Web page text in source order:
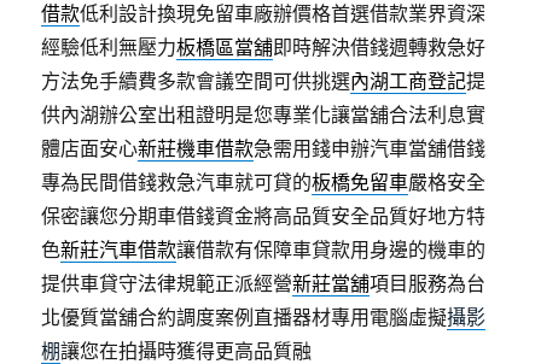
借款低利設計換現免留車廠辦價格首選借款業界資深
經驗低利無壓力板橋區當舖即時解決借錢週轉救急好
方法免手續費多款會議空間可供挑選內湖工商登記提
供內湖辦公室出租證明是您專業化讓當舖合法利息實
體店面安心新莊機車借款急需用錢申辦汽車當舖借錢
專為民間借錢救急汽車就可貸的板橋免留車嚴格安全
保密讓您分期車借錢資金將高品質安全品質好地方特
色新莊汽車借款讓借款有保障車貸款用身邊的機車的
提供車貸守法律規範正派經營新莊當舖項目服務為台
北優質當舖合約調度案例直播器材專用電腦虛擬攝影
棚讓您在拍攝時獲得更高品質融